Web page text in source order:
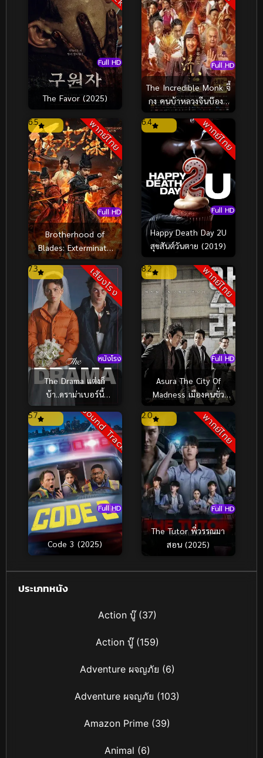
Full HD
The Favor (2025)
Full HD
The Incredible Monk จี้
กง คนบ้าหลวงจีนบ๊องส์
ภาค 1 (2018)
พากย์ไทย
Full HD
6.5
Brotherhood of
Blades: Exterminate
Evil ซิ่วซุนเตา: ขจัด
วิญญาณร้าย (2024)
พากย์ไทย
Full HD
6.4
Happy Death Day 2U
สุขสันต์วันตาย (2019)
เสียงโรง
หนังโรง
7.3
The Drama แต่งก็
บ้า..ดราม่าเบอร์นี้
(2026)
พากย์ไทย
Full HD
8.2
Asura The City Of
Madness เมืองคนชั่ว
(แล้วเราจะกลัวใคร)
(2016)
Sound Track
Full HD
5.7
Code 3 (2025)
พากย์ไทย
Full HD
2.0
The Tutor พี่วรรณมา
สอน (2025)
ประเภทหนัง
Action บู๊(37)
Action บู๊(159)
Adventure ผจญภัย (6)
Adventure ผจญภัย (103)
Amazon Prime (39)
Animal (6)